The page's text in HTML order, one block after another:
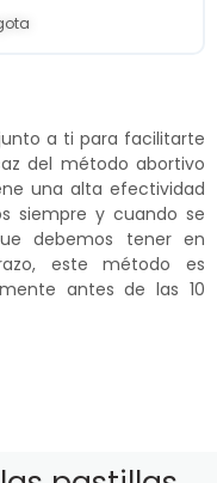
a ti para facilitarte
del método abortivo
una alta efectividad
siempre y cuando se
debemos tener en
este método es
antes de las 10